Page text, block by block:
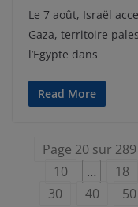
Le 7 août, Israël
Gaza, territoire
l’Egypte dans
Read More
Page 20 sur 289
10
… 18
30
40 50